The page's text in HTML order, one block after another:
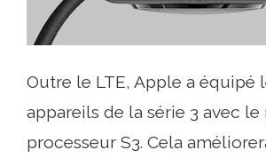
Outre le LTE, Apple a équipé
appareils de la série 3 avec le
processeur S3. Cela